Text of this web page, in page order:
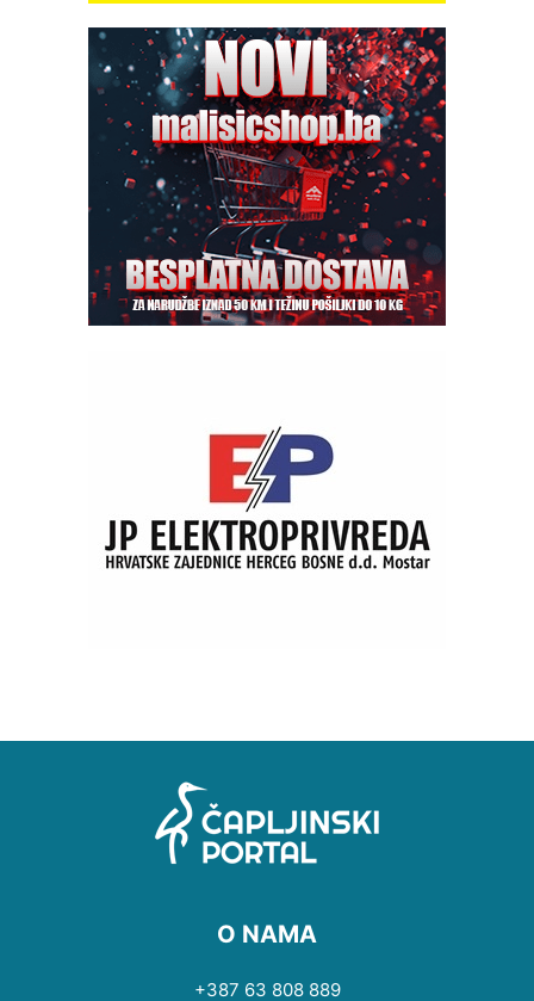
O NAMA
+387 63 808 889